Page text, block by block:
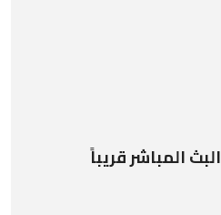
المباشر قريباً